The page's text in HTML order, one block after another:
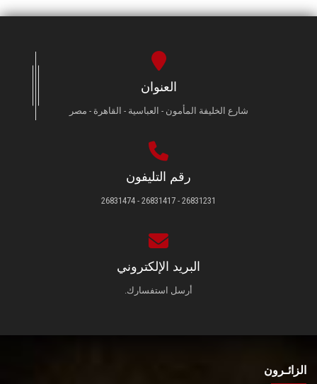
العنوان
شارع الخليفة المأمون - العباسية - القاهرة - مصر
رقم التليفون
26831231 - 26831417 - 26831474
البريد الإلكتروني
أرسل استفسارك.
الزائـرون